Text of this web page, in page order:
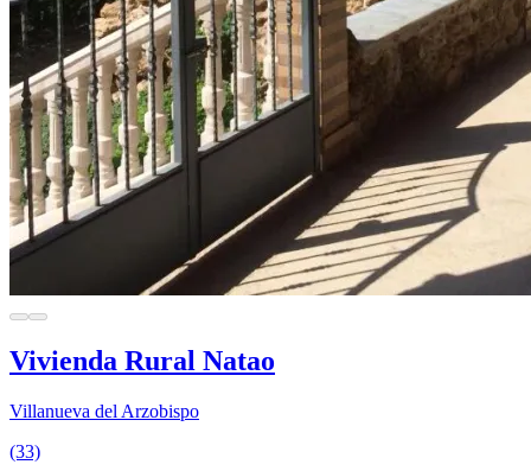
Vivienda Rural Natao
Villanueva del Arzobispo
(33)